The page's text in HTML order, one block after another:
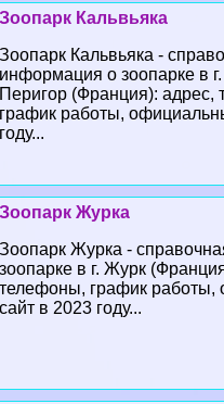
Зоопарк Кальвьяка
Зоопарк Кальвьяка -
информация о зоопарке в
Перигор (Франция): адрес,
график работы,
году...
Зоопарк Журка
Зоопарк Журка -
зоопарке в г. Журк
телефоны, график работы,
сайт в 2023 году...